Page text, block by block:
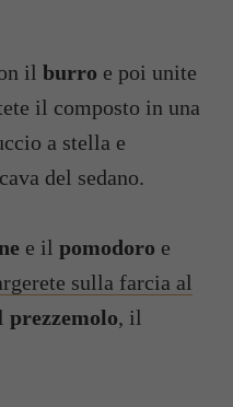
il burro e poi unite
il composto in una
a stella e
del sedano.
e il pomodoro e
sulla farcia al
prezzemolo, il